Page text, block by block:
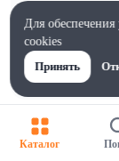
Ширина, мм
90
Каталог
Для обеспечения
cookies
Принять